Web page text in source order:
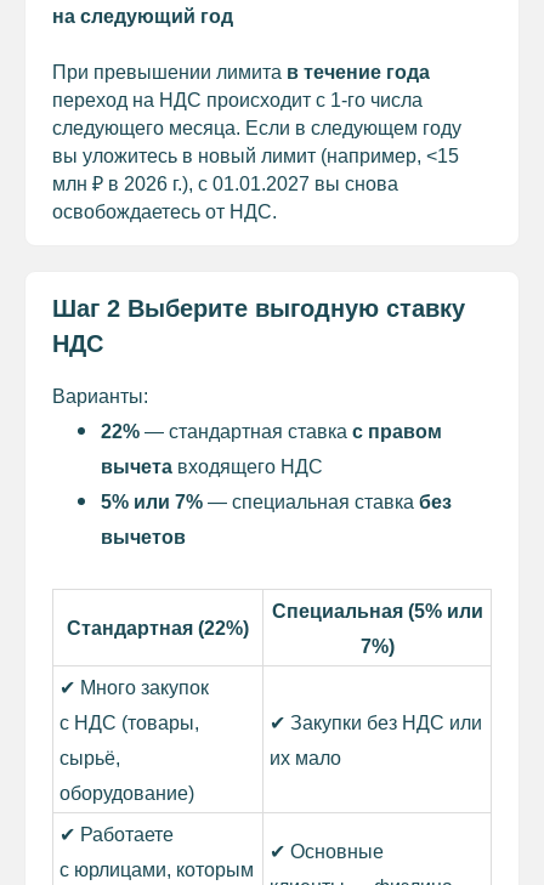
на следующий год
При превышении лимита в течение года
переход на НДС происходит с 1-го числа
следующего месяца. Если в следующем году
вы уложитесь в новый лимит (например, <15
млн ₽ в 2026 г.), с 01.01.2027 вы снова
освобождаетесь от НДС.
Шаг 2 Выберите выгодную ставку
НДС
Варианты:
22% — стандартная ставка с правом
вычета входящего НДС
5% или 7% — специальная ставка без
вычетов
Стандартная (22%)
Специальная (5% или
7%)
✔ Много закупок
с НДС (товары,
сырьё,
оборудование)
✔ Закупки без НДС или
их мало
✔ Работаете
с юрлицами, которым
✔ Основные